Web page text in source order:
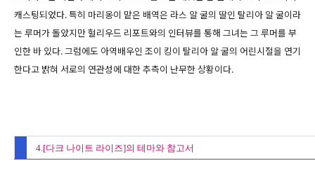
캐스팅되었다. 특히 마리옹이 맡은 배역은 라스 알 굴의 딸인 탈리아 알 굴이라
는 루머가 돌았지만 헐리우드 리포트와의 인터뷰를 통해 그녀는 그 루머를 부
인한 바 있다. 그럼에도 아역배우인 조이 킹이 탈리아 알 굴의 어린시절을 연기
한다고 밝혀 서로의 연관성에 대한 추측이 난무한 상황이다.
4.[다크 나이트 라이즈]의 테마와 참고서